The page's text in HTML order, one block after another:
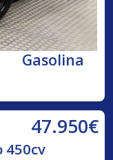
Gasolina
47.950€
450cv